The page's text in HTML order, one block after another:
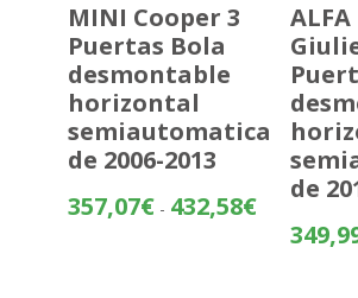
MINI Cooper 3
Puertas Bola
desmontable
horizontal
semiautomatica
de 2006-2013
357,07€ - 432,58€Rango
ALFA
de